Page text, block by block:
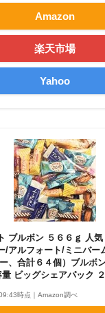
Amazon
楽天市場
Yahoo
ブルボン ５６６ｇ 人
/アルフォート/ミニバー
、合計６４個）ブルボ
ビッグシェアパック ２
時点｜Amazon調べ